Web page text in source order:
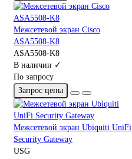
Межсетевой экран Cisco
ASA5508-K8
ASA5508-K8
В наличии ✓
По запросу
Запрос цены
Межсетевой экран Ubiquiti UniFi
Security Gateway
USG